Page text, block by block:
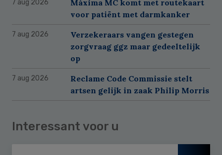
7 aug 2026
Máxima MC komt met routekaart
voor patiënt met darmkanker
7 aug 2026
Verzekeraars vangen gestegen
zorgvraag ggz maar gedeeltelijk
op
7 aug 2026
Reclame Code Commissie stelt
artsen gelijk in zaak Philip Morris
Interessant voor u